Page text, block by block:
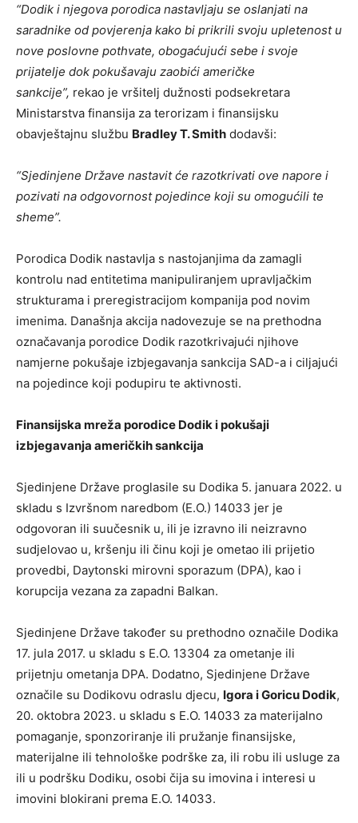
“Dodik i njegova porodica nastavljaju se oslanjati na
saradnike od povjerenja kako bi prikrili svoju upletenost u
nove poslovne pothvate, obogaćujući sebe i svoje
prijatelje dok pokušavaju zaobići američke
sankcije”, rekao je vršitelj dužnosti podsekretara
Ministarstva finansija za terorizam i finansijsku
obavještajnu službu Bradley T. Smith dodavši:
“Sjedinjene Države nastavit će razotkrivati ​​ove napore i
pozivati ​​na odgovornost pojedince koji su omogućili te
sheme”.
Porodica Dodik nastavlja s nastojanjima da zamagli
kontrolu nad entitetima manipuliranjem upravljačkim
strukturama i preregistracijom kompanija pod novim
imenima. Današnja akcija nadovezuje se na prethodna
označavanja porodice Dodik razotkrivajući njihove
namjerne pokušaje izbjegavanja sankcija SAD-a i ciljajući
na pojedince koji podupiru te aktivnosti.
Finansijska mreža porodice Dodik i pokušaji
izbjegavanja američkih sankcija
Sjedinjene Države proglasile su Dodika 5. januara 2022. u
skladu s Izvršnom naredbom (E.O.) 14033 jer je
odgovoran ili suučesnik u, ili je izravno ili neizravno
sudjelovao u, kršenju ili činu koji je ometao ili prijetio
provedbi, Daytonski mirovni sporazum (DPA), kao i
korupcija vezana za zapadni Balkan.
Sjedinjene Države također su prethodno označile Dodika
17. jula 2017. u skladu s E.O. 13304 za ometanje ili
prijetnju ometanja DPA. Dodatno, Sjedinjene Države
označile su Dodikovu odraslu djecu, Igora i Goricu Dodik,
20. oktobra 2023. u skladu s E.O. 14033 za materijalno
pomaganje, sponzoriranje ili pružanje finansijske,
materijalne ili tehnološke podrške za, ili robu ili usluge za
ili u podršku Dodiku, osobi čija su imovina i interesi u
imovini blokirani prema E.O. 14033.